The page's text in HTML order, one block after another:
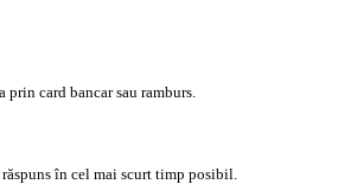
card bancar sau ramburs.
în cel mai scurt timp posibil.